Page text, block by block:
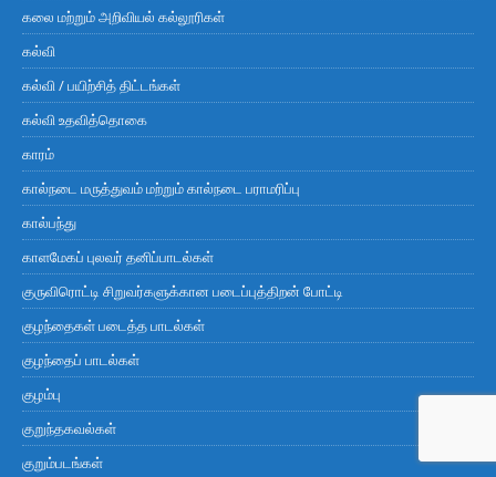
கலை மற்றும் அறிவியல் கல்லூரிகள்
கல்வி
கல்வி / பயிற்சித் திட்டங்கள்
கல்வி உதவித்தொகை
காரம்
கால்நடை மருத்துவம் மற்றும் கால்நடை பராமரிப்பு
கால்பந்து
காளமேகப் புலவர் தனிப்பாடல்கள்
குருவிரொட்டி சிறுவர்களுக்கான படைப்புத்திறன் போட்டி
குழந்தைகள் படைத்த பாடல்கள்
குழந்தைப் பாடல்கள்
குழம்பு
குறுந்தகவல்கள்
குறும்படங்கள்